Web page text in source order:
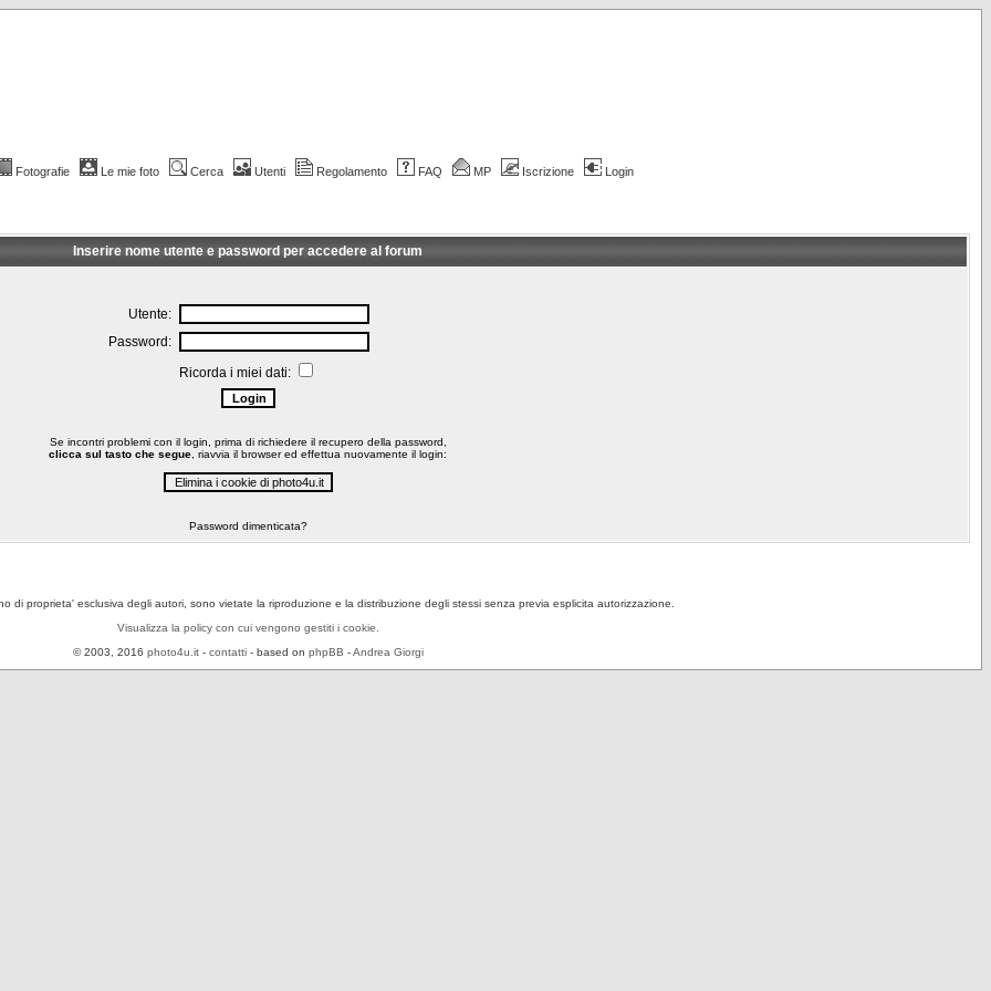
Fotografie Le mie foto Cerca Utenti Regolamento FAQ MP Iscrizione Login
Inserire nome utente e password per accedere al forum
Utente:
Password:
Ricorda i miei dati:
Se incontri problemi con il login, prima di richiedere il recupero della password,
clicca sul tasto che segue , riavvia il browser ed effettua nuovamente il login:
Password dimenticata?
di proprieta' esclusiva degli autori, sono vietate la riproduzione e la distribuzione degli stessi senza previa esplicita autorizzazione.
Visualizza la policy con cui vengono gestiti i cookie.
© 2003, 2016 photo4u.it- contatti- based on phpBB -Andrea Giorgi